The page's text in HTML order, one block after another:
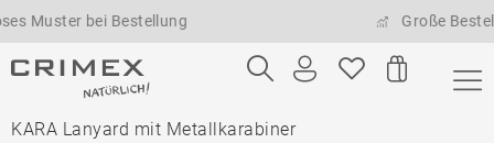
bei Bestellung Große
KARA Lanyard mit Metallkarabiner